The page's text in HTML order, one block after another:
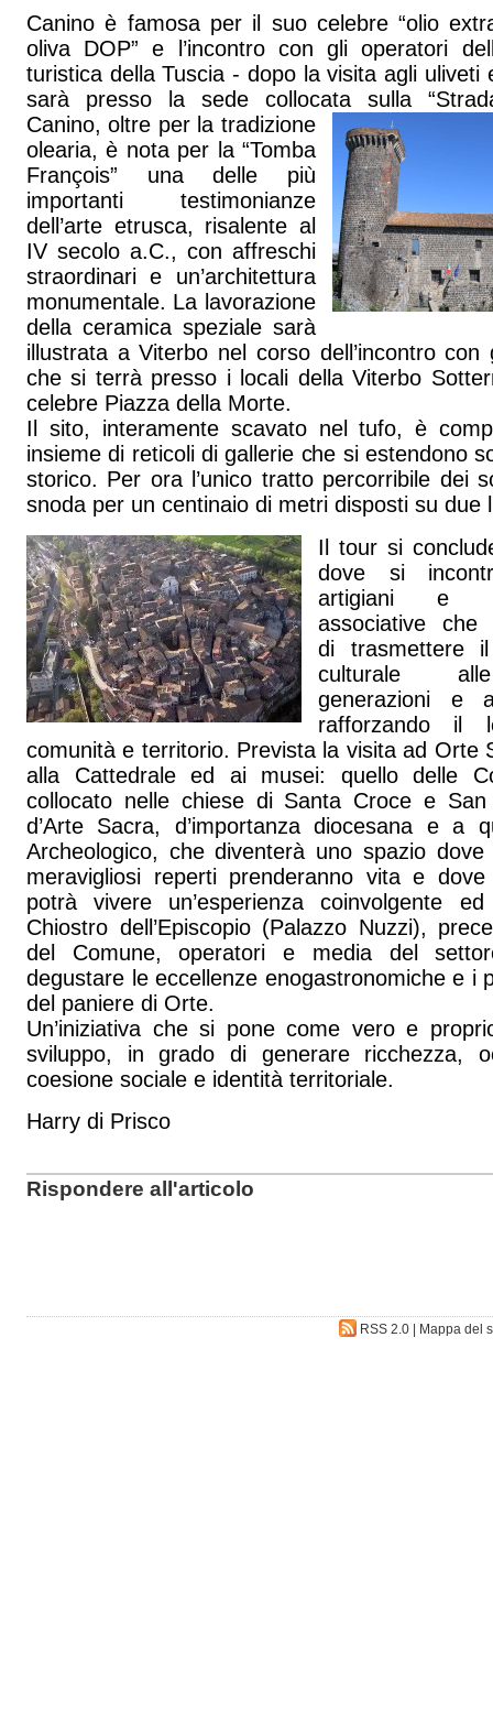
Canino è famosa per il suo celebre “olio
oliva DOP” e l’incontro con gli operatori
turistica della Tuscia - dopo la visita agli uliveti
sarà presso la sede collocata sulla
Canino, oltre per la tradizione
olearia, è nota per la “Tomba
François” una delle più
importanti testimonianze
dell’arte etrusca, risalente al
IV secolo a.C., con affreschi
straordinari e un’architettura
monumentale. La lavorazione
della ceramica speziale sarà
illustrata a Viterbo nel corso dell’incontro con
che si terrà presso i locali della Viterbo
celebre Piazza della Morte.
Il sito, interamente scavato nel tufo, è
insieme di reticoli di gallerie che si estendono
storico. Per ora l’unico tratto percorribile dei
snoda per un centinaio di metri disposti su due
Il tour si
dove si
artigiani e
associative che
di trasmettere il
culturale
generazioni e
rafforzando il
comunità e territorio. Prevista la visita ad Orte
alla Cattedrale ed ai musei: quello delle
collocato nelle chiese di Santa Croce e San
d’Arte Sacra, d’importanza diocesana e a
Archeologico, che diventerà uno spazio
meravigliosi reperti prenderanno vita e
potrà vivere un’esperienza coinvolgente
Chiostro dell’Episcopio (Palazzo Nuzzi),
del Comune, operatori e media del
degustare le eccellenze enogastronomiche e i
del paniere di Orte.
Un’iniziativa che si pone come vero e
sviluppo, in grado di generare ricchezza,
coesione sociale e identità territoriale.
Harry di Prisco
Rispondere all'articolo
RSS 2.0 Mappa del